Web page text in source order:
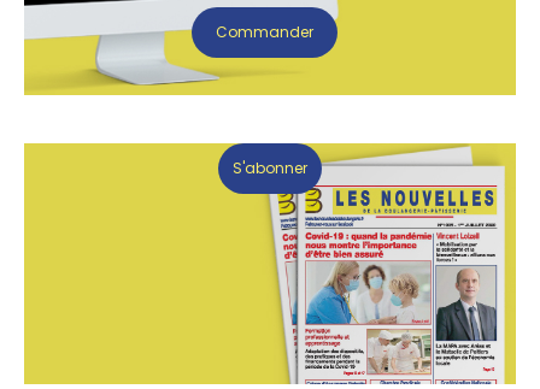
Commander
S'abonner